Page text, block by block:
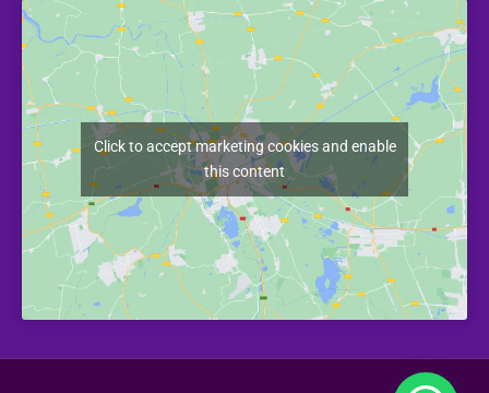
Click to accept marketing cookies and enable
this content